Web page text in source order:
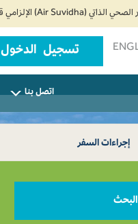
تسجيل الدخول
اتصل بنا
إجراءات السفر
البحث